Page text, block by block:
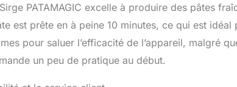
PATAMAGIC excelle à produire des pâtes
est prête en à peine 10 minutes, ce qui est idéal
pour saluer l’efficacité de l’appareil, malgré
un peu de pratique au début.